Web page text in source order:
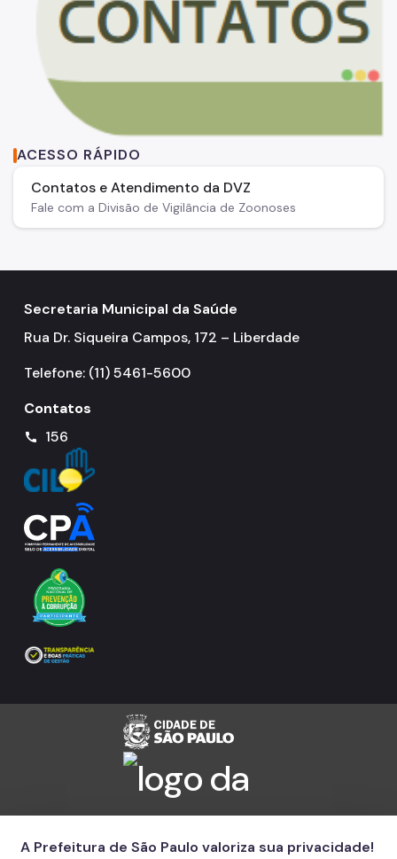
ACESSO RÁPIDO
Contatos e Atendimento da DVZ
Fale com a Divisão de Vigilância de Zoonoses
Secretaria Municipal da Saúde
Rua Dr. Siqueira Campos, 172 – Liberdade
Telefone: (11) 5461-5600
Contatos
call 156
A Prefeitura de São Paulo valoriza sua privacidade!